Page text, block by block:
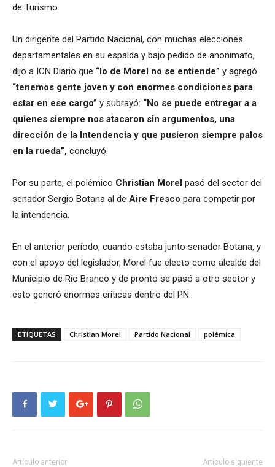
de Turismo.
Un dirigente del Partido Nacional, con muchas elecciones
departamentales en su espalda y bajo pedido de anonimato,
dijo a ICN Diario que “lo de Morel no se entiende” y agregó
“tenemos gente joven y con enormes condiciones para
estar en ese cargo” y subrayó: “No se puede entregar a a
quienes siempre nos atacaron sin argumentos, una
dirección de la Intendencia y que pusieron siempre palos
en la rueda”, concluyó.
Por su parte, el polémico Christian Morel pasó del sector del
senador Sergio Botana al de Aire Fresco para competir por
la intendencia.
En el anterior período, cuando estaba junto senador Botana, y
con el apoyo del legislador, Morel fue electo como alcalde del
Municipio de Río Branco y de pronto se pasó a otro sector y
esto generó enormes críticas dentro del PN.
ETIQUETAS Christian Morel Partido Nacional polémica
Artículo anterior Artículo siguiente